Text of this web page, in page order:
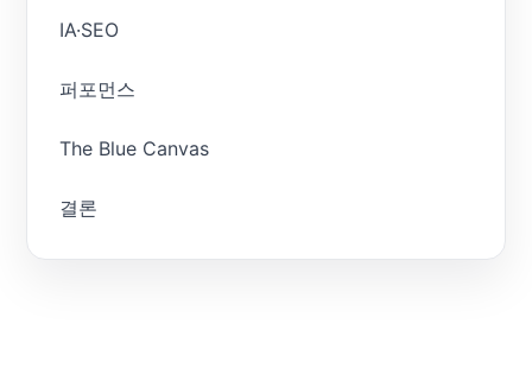
IA·SEO
퍼포먼스
The Blue Canvas
결론